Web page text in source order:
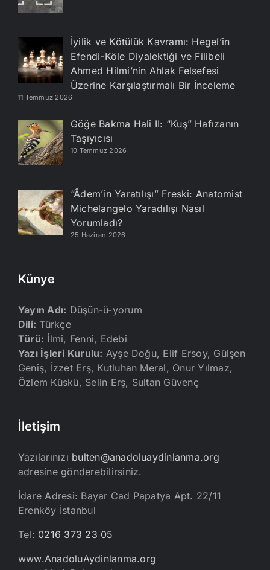
İyilik ve Kötülük Kavramı: Hegel’in
Efendi-Köle Diyalektiği ve Filibeli
Ahmed Hilmi’nin Ahlak Felsefesi
Üzerine Karşılaştırmalı Bir İnceleme
11 Temmuz 2026
Göğe Bakma Hali II: “Kuş” Hafızanın
Taşıyıcısı
10 Temmuz 2026
“Âdem’in Yaratılışı” Freski: Anatomist
Michelangelo Yaradılışı Nasıl
Yorumladı?
25 Haziran 2026
Künye
Yayın Adı: Düşün-ü-yorum
Dili: Türkçe
Türü: İlmi, Fenni, Edebi
Yazı İşleri Kurulu: Ayşe Doğu, Elif Ersoy, Gülşen
Geniş, İzzet Erş, Kutluhan Meral, Onur Yılmaz,
Özlem Küskü, Selin Erş, Sultan Güvenç
İletişim
Yazılarınızı bulten@anadoluaydinlanma.org
adresine gönderebilirsiniz.
İdare Adresi: Bayar Cad Papatya Apt. 22/11
Erenköy İstanbul
Tel: 0216 373 23 05
www.AnadoluAydinlanma.org